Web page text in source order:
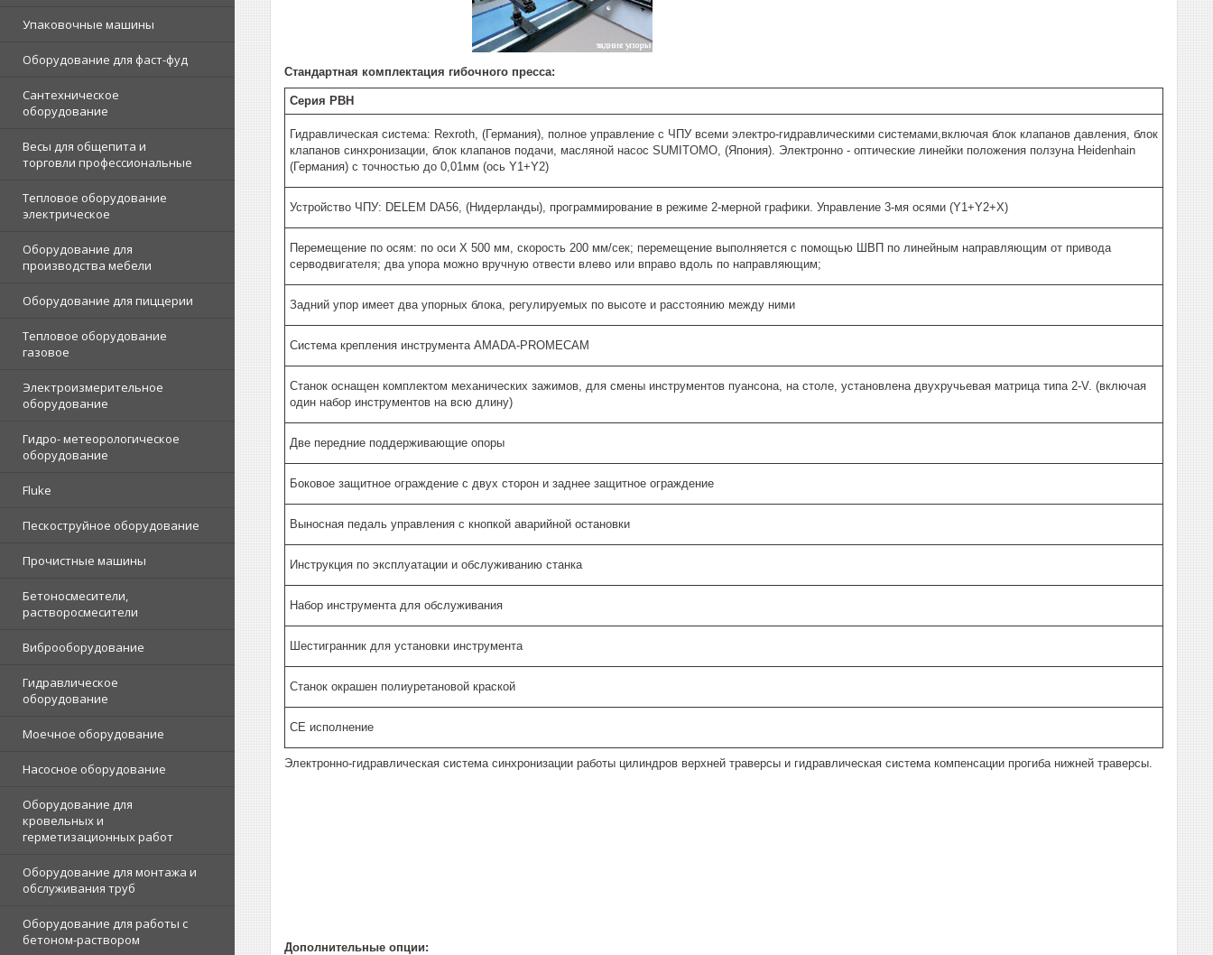
Упаковочные машины
Оборудование для фаст-фуд
Сантехническое
оборудование
Весы для общепита и
торговли профессиональные
Тепловое оборудование
электрическое
Оборудование для
производства мебели
Оборудование для пиццерии
Тепловое оборудование
газовое
Электроизмерительное
оборудование
Гидро- метеорологическое
оборудование
Fluke
Пескоструйное оборудование
Прочистные машины
Бетоносмесители,
растворосмесители
Виброоборудование
Гидравлическое
оборудование
Моечное оборудование
Насосное оборудование
Оборудование для
кровельных и
герметизационных работ
Оборудование для монтажа и
обслуживания труб
Оборудование для работы с
бетоном-раствором
Стандартная комплектация гибочного пресса:
Серия PBH
Гидравлическая система: Rexroth, (Германия), полное управление с ЧПУ всеми электро-гидравлическими системами,включая блок клапанов давления, блок
клапанов синхронизации, блок клапанов подачи, масляной насос SUMITOMO, (Япония). Электронно - оптические линейки положения ползуна Heidenhain
(Германия) с точностью до 0,01мм (ось Y1+Y2)
Устройство ЧПУ: DELEM DA56, (Нидерланды), программирование в режиме 2-мерной графики. Управление 3-мя осями (Y1+Y2+X)
Перемещение по осям: по оси X 500 мм, скорость 200 мм/сек; перемещение выполняется с помощью ШВП по линейным направляющим от привода
серводвигателя; два упора можно вручную отвести влево или вправо вдоль по направляющим;
Задний упор имеет два упорных блока, регулируемых по высоте и расстоянию между ними
Система крепления инструмента AMADA-PROMECAM
Станок оснащен комплектом механических зажимов, для смены инструментов пуансона, на столе, установлена двухручьевая матрица типа 2-V. (включая
один набор инструментов на всю длину)
Две передние поддерживающие опоры
Боковое защитное ограждение с двух сторон и заднее защитное ограждение
Выносная педаль управления с кнопкой аварийной остановки
Инструкция по эксплуатации и обслуживанию станка
Набор инструмента для обслуживания
Шестигранник для установки инструмента
Станок окрашен полиуретановой краской
CE исполнение
Электронно-гидравлическая система синхронизации работы цилиндров верхней траверсы и гидравлическая система компенсации прогиба нижней траверсы.
Дополнительные опции: